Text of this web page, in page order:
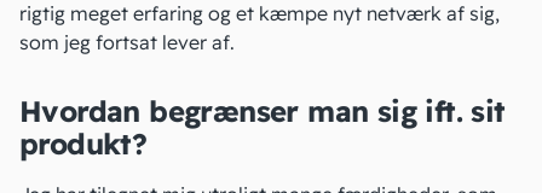
rigtig meget erfaring og et kæmpe nyt netværk af sig,
som jeg fortsat lever af.
Hvordan begrænser man sig ift. sit
produkt?